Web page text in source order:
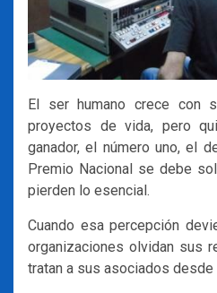
El ser humano crece con
proyectos de vida, pero
ganador, el número uno, el
Premio Nacional se debe
pierden lo esencial.
Cuando esa percepción
organizaciones olvidan sus
tratan a sus asociados